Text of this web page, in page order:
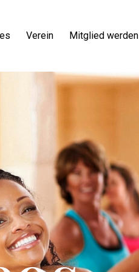
Verein Mitglied werden